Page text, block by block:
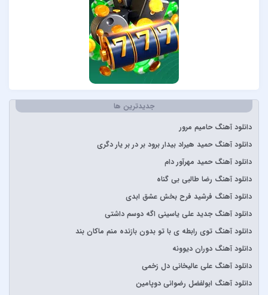
Stevie Wonder
آبان بند
آدوین
آراز
آرتا
آرتا و آرون
آرتا و پارسالیپ
آرش AP
آرش و ساسی
آرمان گرشاسبی
آرمین زارعی
آرون افشار
جدیدترین ها
دانلود آهنگ حامیم مرور
دانلود آهنگ حمید هیراد بیدار برود بر در بر یار دگری
دانلود آهنگ حمید مهرآور دام
دانلود آهنگ رضا طالبی بی گناه
دانلود آهنگ فرشید فرح بخش عشق ابدی
دانلود آهنگ جدید علی یاسینی اگه دوسم داشتی
دانلود آهنگ توی رابطه ی با تو بدون بازنده منم ماکان بند
دانلود آهنگ دوران دیوونه
دانلود آهنگ علی عالیخانی دل زخمی
دانلود آهنگ ابولفضل رضوانی دوپامین